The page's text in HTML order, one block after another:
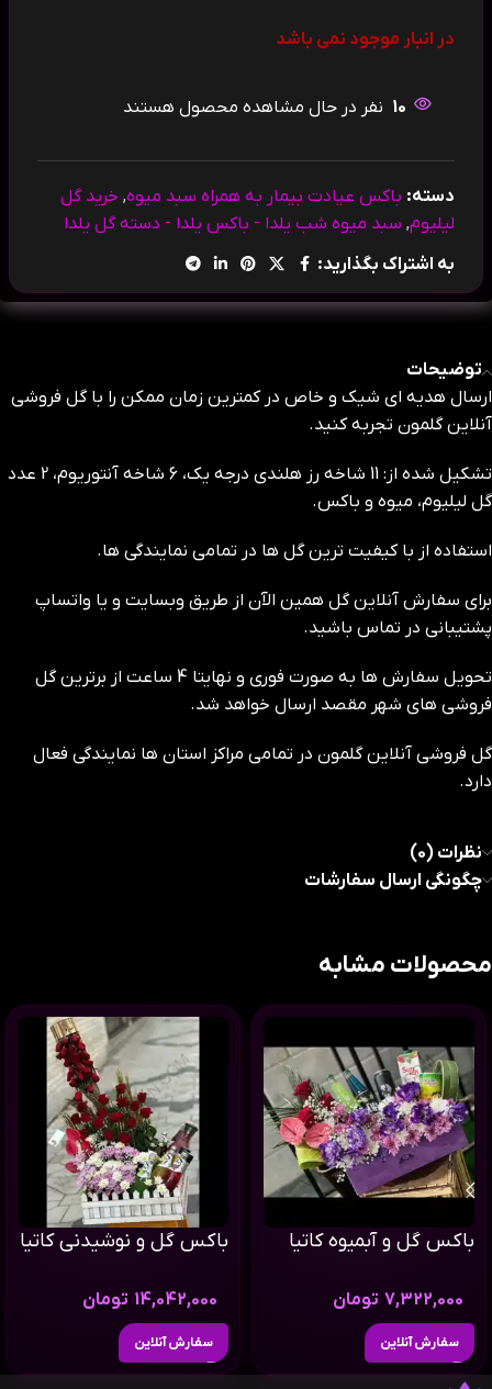
در انبار موجود نمی باشد
10 نفر در حال مشاهده محصول هستند
دسته: باکس عیادت بیمار به همراه سبد میوه, خرید گل
لیلیوم, سبد میوه شب یلدا - باکس یلدا - دسته گل یلدا
به اشتراک بگذارید:
توضیحات
ارسال هدیه ای شیک و خاص در کمترین زمان ممکن را با گل فروشی
آنلاین گلمون تجربه کنید.
تشکیل شده از: 11 شاخه رز هلندی درجه یک، 6 شاخه آنتوریوم، 2 عدد
گل لیلیوم، میوه و باکس.
استفاده از با کیفیت ترین گل ها در تمامی نمایندگی ها.
برای سفارش آنلاین گل همین الآن از طریق وبسایت و یا واتساپ
پشتیبانی در تماس باشید.
تحویل سفارش ها به صورت فوری و نهایتا 4 ساعت از برترین گل
فروشی های شهر مقصد ارسال خواهد شد.
گل فروشی آنلاین گلمون در تمامی مراکز استان ها نمایندگی فعال
دارد.
نظرات (0)
چگونگی ارسال سفارشات
محصولات مشابه
باکس گل و آبمیوه کاتیا
7,322,000 تومان
سفارش آنلاین
باکس گل و نوشیدنی کاتیا
14,042,000 تومان
سفارش آنلاین